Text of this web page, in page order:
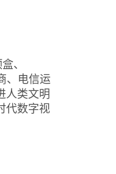
、
、电信运
人类文明
代数字视